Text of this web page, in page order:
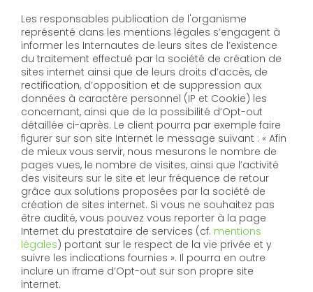
Les responsables publication de l'organisme
représenté dans les mentions légales s’engagent à
informer les Internautes de leurs sites de l’existence
du traitement effectué par la société de création de
sites internet ainsi que de leurs droits d’accès, de
rectification, d’opposition et de suppression aux
données à caractère personnel (IP et Cookie) les
concernant, ainsi que de la possibilité d’Opt-out
détaillée ci-après. Le client pourra par exemple faire
figurer sur son site Internet le message suivant : « Afin
de mieux vous servir, nous mesurons le nombre de
pages vues, le nombre de visites, ainsi que l’activité
des visiteurs sur le site et leur fréquence de retour
grâce aux solutions proposées par la société de
création de sites internet. Si vous ne souhaitez pas
être audité, vous pouvez vous reporter à la page
Internet du prestataire de services (cf. mentions
légales) portant sur le respect de la vie privée et y
suivre les indications fournies ». Il pourra en outre
inclure un iframe d’Opt-out sur son propre site
internet.